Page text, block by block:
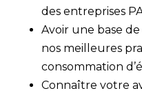
des entreprises
Avoir une base
nos meilleures
consommation
Connaître votre